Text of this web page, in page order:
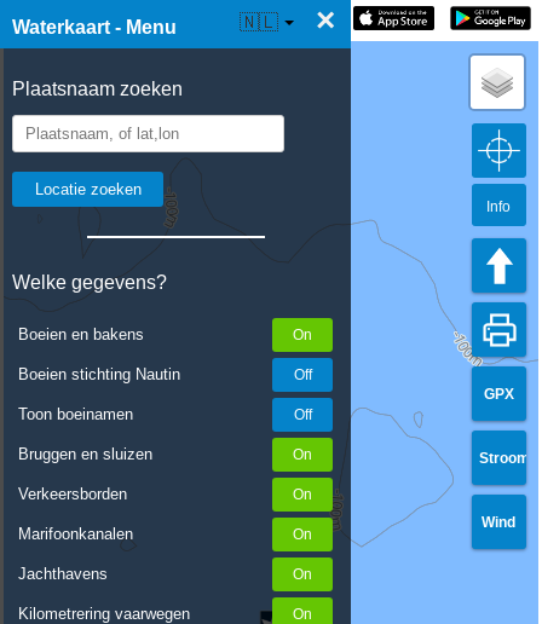
Waterkaart - Menu ×
Plaatsnaam zoeken
Welke gegevens?
Boeien en bakens
Boeien stichting Nautin
Toon boeinamen
Bruggen en sluizen
Verkeersborden
Marifoonkanalen
Jachthavens
Kilometrering vaarwegen
☰ Waterkaart Live 🇳🇱
GPX
Stroom
Wind
Info